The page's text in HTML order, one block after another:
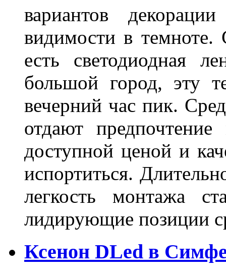
вариантов
видимости в темноте.
есть светодиодная
большой город, эту
вечерний час пик.
отдают
доступной ценой и
испортиться.
легкость монтажа
лидирующие
Ксенон DLed в